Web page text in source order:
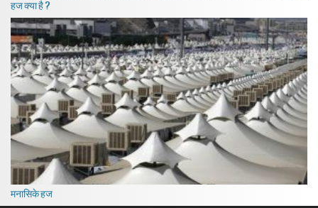
हज क्या है ?
मनासिके हज